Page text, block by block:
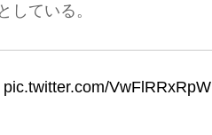
している。
pic.twitter.com/VwFlRRxRpW